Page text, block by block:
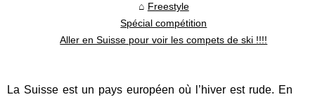
Freestyle
Spécial compétition
Aller en Suisse pour voir les compets de ski !!!!
La Suisse est un pays européen où l’hiver est rude. En